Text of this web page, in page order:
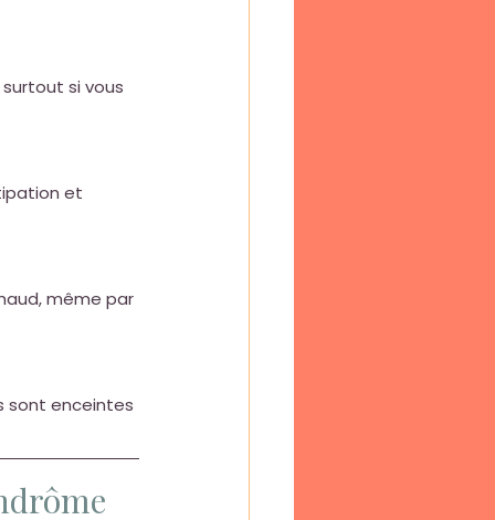
surtout si vous
et
même par
sont enceintes